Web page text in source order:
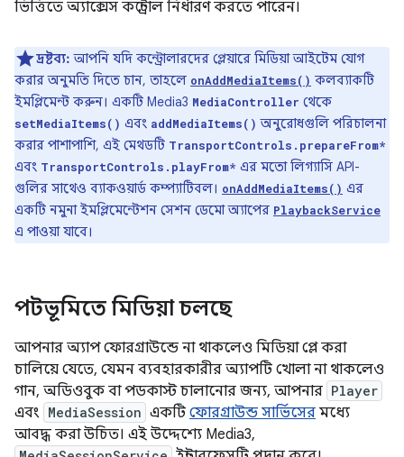
ভিত্তিতে অ্যাক্সেস কন্ট্রোল নির্ধারণ করতে পারেন।
দ্রষ্টব্য: আপনি যদি কন্ট্রোলারদের প্লেয়ারে মিডিয়া আইটেম যোগ
করার অনুমতি দিতে চান, তাহলে onAddMediaItems() কলব্যাকটি
ইমপ্লিমেন্ট করুন। একটি Media3 MediaController থেকে
setMediaItems() এবং addMediaItems() অনুরোধগুলি পরিচালনা
করার পাশাপাশি, এই মেথডটি TransportControls.prepareFrom*
এবং TransportControls.playFrom* এর মতো লিগ্যাসি API-
গুলির সাথেও ব্যাকওয়ার্ড কম্প্যাটিবল। onAddMediaItems() এর
একটি নমুনা ইমপ্লিমেন্টেশন সেশন ডেমো অ্যাপের PlaybackService
এ পাওয়া যাবে।
পটভূমিতে মিডিয়া চলছে
আপনার অ্যাপ ফোরগ্রাউন্ডে না থাকলেও মিডিয়া প্লে করা
চালিয়ে যেতে, যেমন ব্যবহারকারীর অ্যাপটি খোলা না থাকলেও
গান, অডিওবুক বা পডকাস্ট চালানোর জন্য, আপনার Player
এবং MediaSession একটি ফোরগ্রাউন্ড সার্ভিসের মধ্যে
আবদ্ধ করা উচিত। এই উদ্দেশ্যে Media3,